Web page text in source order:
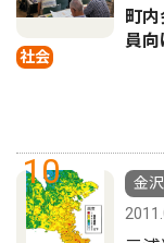
社会
町
員
10
金